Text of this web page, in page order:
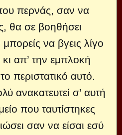
περνάς, σαν να
θα σε βοηθήσει
να βγεις λίγο
απ’ την εμπλοκή
περιστατικό αυτό.
ανακατευτεί σ’ αυτή
που ταυτίστηκες
σαν να είσαι εσύ